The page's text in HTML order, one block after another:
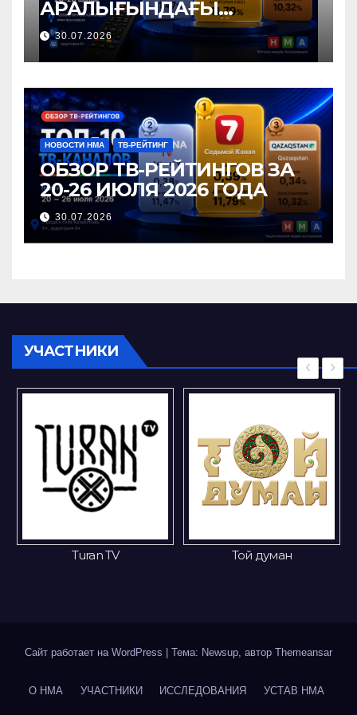
АРАЛЫҒЫНДАҒЫ
ТЕЛЕАРНАЛАР РЕЙТИНГІНЕ
ШОЛУ
30.07.2026
НОВОСТИ НМА ТВ-РЕЙТИНГ
ОБЗОР ТВ-РЕЙТИНГОВ ЗА
20-26 ИЮЛЯ 2026 ГОДА
30.07.2026
УЧАСТНИКИ
Той думан Gakku
‹ ›
Сайт работает на WordPress Тема: Newsup, автор Themeansar
О НМА УЧАСТНИКИ ИССЛЕДОВАНИЯ УСТАВ НМА